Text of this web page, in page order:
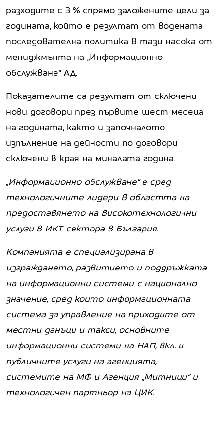
разходите с 3 % спрямо заложените цели за
годината, който е резултат от водената
последователна политика в тази насока от
мениджмънта на „Информационно
обслужване“ АД.
Показателите са резултат от сключени
нови договори през първите шест месеца
на годината, както и започналото
изпълнение на дейности по договори
сключени в края на миналата година.
„Информационно обслужване” е сред
технологичните лидери в областта на
предоставянето на високотехнологични
услуги в ИКТ сектора в България.
Компанията е специализирана в
изграждането, развитието и поддръжката
на информационни системи с национално
значение, сред които информационната
система за управление на приходите от
местни данъци и такси, основните
информационни системи на НАП, вкл. и
публичните услуги на агенцията,
системите на МФ и Агенция „Митници“ и
технологичен партньор на ЦИК.